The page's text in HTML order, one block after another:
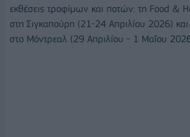
εκθέσεις τροφίμων και ποτών: τη Food &
στη Σιγκαπούρη (21-24 Απριλίου 2026)
στο Μόντρεαλ (29 Απριλίου - 1 Μαΐου